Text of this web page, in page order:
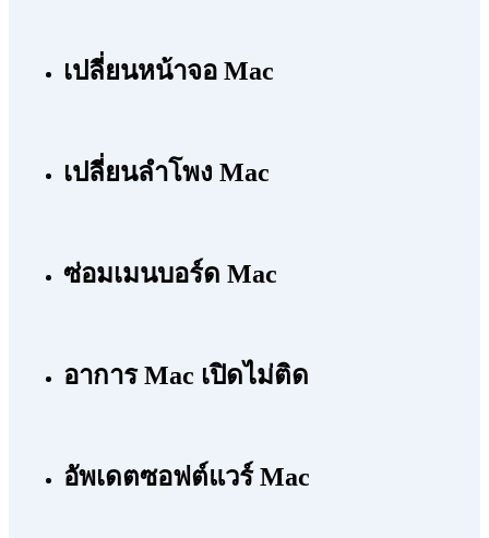
เปลี่ยนหน้าจอ Mac
เปลี่ยนลำโพง Mac
ซ่อมเมนบอร์ด Mac
อาการ Mac เปิดไม่ติด
อัพเดตซอฟต์แวร์ Mac